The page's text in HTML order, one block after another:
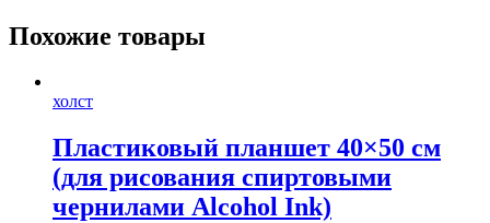
Похожие товары
холст
Пластиковый планшет 40×50 см
(для рисования спиртовыми
чернилами Alcohol Ink)